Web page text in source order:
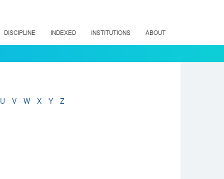
DISCIPLINE INDEXED INSTITUTIONS ABOUT
U V W X Y Z